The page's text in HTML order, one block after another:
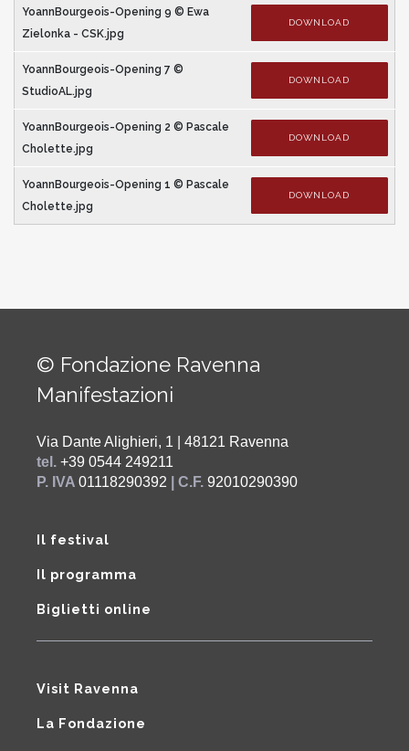
YoannBourgeois-Opening 9 © Ewa
Zielonka - CSK.jpg
DOWNLOAD
YoannBourgeois-Opening 7 ©
StudioAL.jpg
DOWNLOAD
YoannBourgeois-Opening 2 © Pascale
Cholette.jpg
DOWNLOAD
YoannBourgeois-Opening 1 © Pascale
Cholette.jpg
DOWNLOAD
© Fondazione Ravenna
Manifestazioni
Via Dante Alighieri, 1 | 48121 Ravenna
tel. +39 0544 249211
P. IVA 01118290392 | C.F. 92010290390
Il festival
Il programma
Biglietti online
Visit Ravenna
La Fondazione